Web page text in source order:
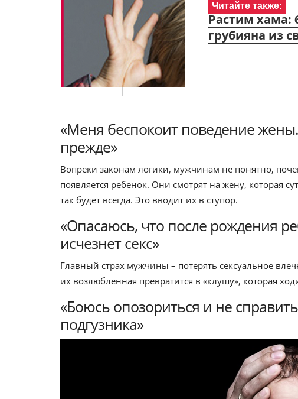
Читайте также:
Растим хама:
грубияна из
«Меня беспокоит поведение
прежде»
Вопреки законам логики, мужчинам не понятно,
появляется ребенок. Они смотрят на жену, которая
так будет всегда. Это вводит их в ступор.
«Опасаюсь, что после рождения
исчезнет секс»
Главный страх мужчины – потерять сексуальное
их возлюбленная превратится в «клушу», которая
«Боюсь опозориться и не
подгузника»